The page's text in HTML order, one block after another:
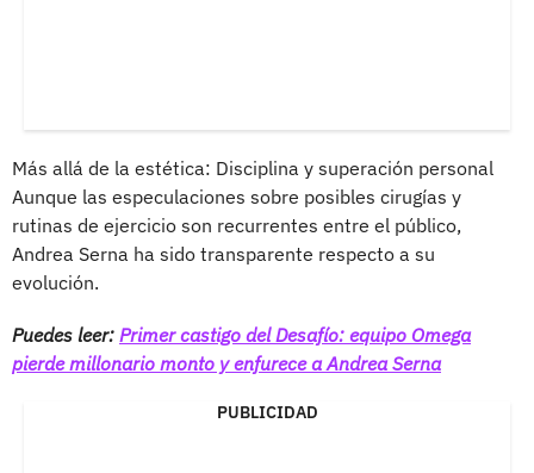
Más allá de la estética: Disciplina y superación personal
Aunque las especulaciones sobre posibles cirugías y
rutinas de ejercicio son recurrentes entre el público,
Andrea Serna ha sido transparente respecto a su
evolución.
Puedes leer: Primer castigo del Desafío: equipo Omega
pierde millonario monto y enfurece a Andrea Serna
PUBLICIDAD